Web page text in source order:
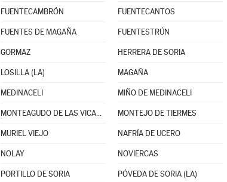
FUENTECAMBRÓN FUENTECANTOS
FUENTES DE MAGAÑA FUENTESTRÚN
GORMAZ HERRERA DE SORIA
LOSILLA (LA) MAGAÑA
MEDINACELI MIÑO DE MEDINACELI
MONTEAGUDO DE LAS VICARÍAS MONTEJO DE TIERMES
MURIEL VIEJO NAFRÍA DE UCERO
NOLAY NOVIERCAS
PORTILLO DE SORIA PÓVEDA DE SORIA (LA)